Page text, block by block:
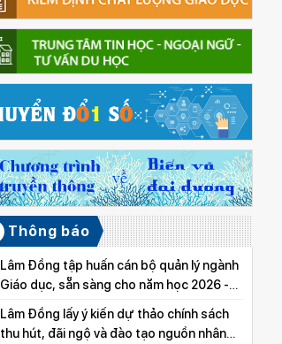
Thắp sáng văn hóa đọc
từ những “Thư viện
thân thiện”
Thông báo
Lâm Đồng tập huấn cán bộ quản lý ngành
Giáo dục, sẵn sàng cho năm học 2026 -
Lâm Đồng lấy ý kiến dự thảo chính sách
thu hút, đãi ngộ và đào tạo nguồn nhân